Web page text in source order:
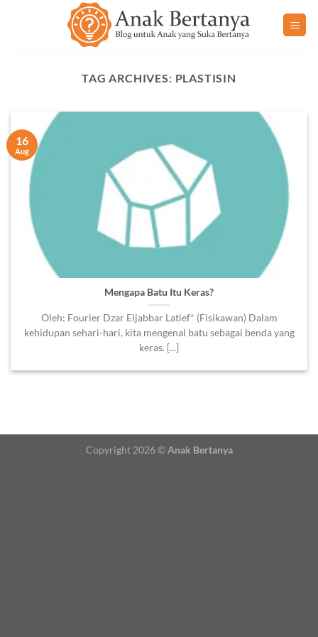
TAG ARCHIVES: PLASTISIN
Mengapa Batu Itu Keras?
Oleh: Fourier Dzar Eljabbar Latief* (Fisikawan) Dalam
kehidupan sehari-hari, kita mengenal batu sebagai benda yang
keras. [...]
16
Aug
Copyright 2026 ©Anak Bertanya